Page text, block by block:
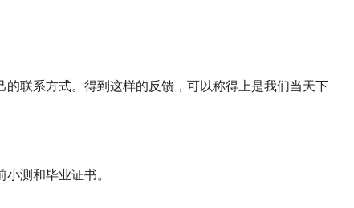
联系方式。得到这样的反馈，可以称得上是我们当天下
测和毕业证书。